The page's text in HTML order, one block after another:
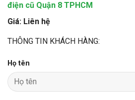
điện cũ Quận 8 TPHCM
Giá: Liên hệ
THÔNG TIN KHÁCH HÀNG:
Họ tên